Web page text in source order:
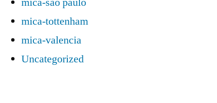
mica-tottenham
mica-valencia
Uncategorized